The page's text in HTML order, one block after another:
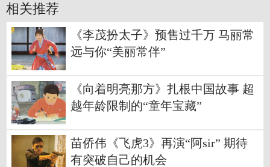
相关推荐
《李茂扮太子》预售过千万 马丽常
远与你“美丽常伴”
《向着明亮那方》扎根中国故事 超
越年龄限制的“童年宝藏”
苗侨伟《飞虎3》再演“阿sir” 期待
有突破自己的机会